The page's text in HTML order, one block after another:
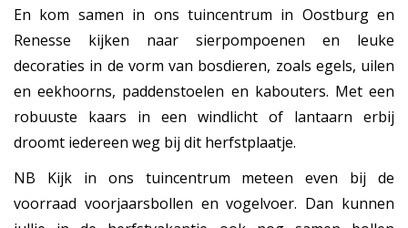
En kom samen in ons tuincentrum in Oostburg en
Renesse kijken naar sierpompoenen en leuke
decoraties in de vorm van bosdieren, zoals egels, uilen
en eekhoorns, paddenstoelen en kabouters. Met een
robuuste kaars in een windlicht of lantaarn erbij
droomt iedereen weg bij dit herfstplaatje.
NB Kijk in ons tuincentrum meteen even bij de
voorraad voorjaarsbollen en vogelvoer. Dan kunnen